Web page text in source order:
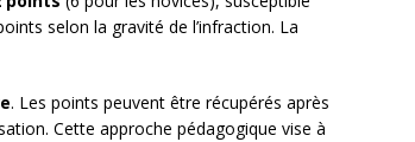
selon la gravité de l’infraction. La
. Les points peuvent être récupérés après
Cette approche pédagogique vise à